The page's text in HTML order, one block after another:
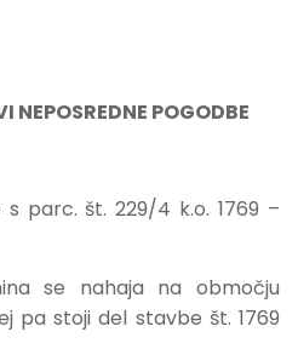
NEPOSREDNE POGODBE
parc. št. 229/4 k.o. 1769 –
se nahaja na območju
pa stoji del stavbe št. 1769